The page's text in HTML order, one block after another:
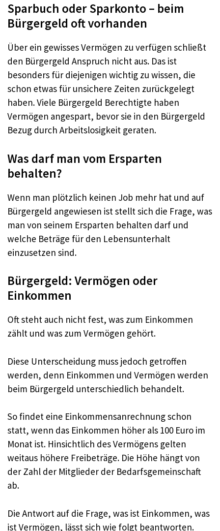
Sparbuch oder Sparkonto – beim
Bürgergeld oft vorhanden
Über ein gewisses Vermögen zu verfügen schließt
den Bürgergeld Anspruch nicht aus. Das ist
besonders für diejenigen wichtig zu wissen, die
schon etwas für unsichere Zeiten zurückgelegt
haben. Viele Bürgergeld Berechtigte haben
Vermögen angespart, bevor sie in den Bürgergeld
Bezug durch Arbeitslosigkeit geraten.
Was darf man vom Ersparten
behalten?
Wenn man plötzlich keinen Job mehr hat und auf
Bürgergeld angewiesen ist stellt sich die Frage, was
man von seinem Ersparten behalten darf und
welche Beträge für den Lebensunterhalt
einzusetzen sind.
Bürgergeld: Vermögen oder
Einkommen
Oft steht auch nicht fest, was zum Einkommen
zählt und was zum Vermögen gehört.
Diese Unterscheidung muss jedoch getroffen
werden, denn Einkommen und Vermögen werden
beim Bürgergeld unterschiedlich behandelt.
So findet eine Einkommensanrechnung schon
statt, wenn das Einkommen höher als 100 Euro im
Monat ist. Hinsichtlich des Vermögens gelten
weitaus höhere Freibeträge. Die Höhe hängt von
der Zahl der Mitglieder der Bedarfsgemeinschaft
ab.
Die Antwort auf die Frage, was ist Einkommen, was
ist Vermögen, lässt sich wie folgt beantworten.